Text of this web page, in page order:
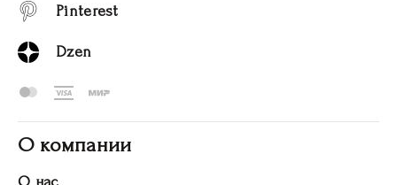
Pinterest
Dzen
О компании
О нас